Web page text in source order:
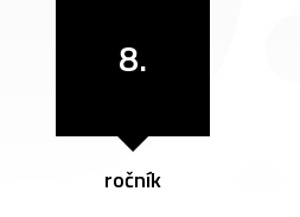
8.
ročník